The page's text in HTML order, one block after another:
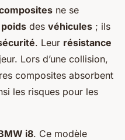
ne se
poids des véhicules ; ils
. Leur résistance
Lors d’une collision,
composites absorbent
les risques pour les
i8. Ce modèle